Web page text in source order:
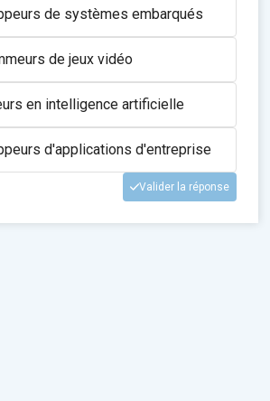
de systèmes embarqués
de jeux vidéo
en intelligence artificielle
d'applications d'entreprise
Valider la réponse